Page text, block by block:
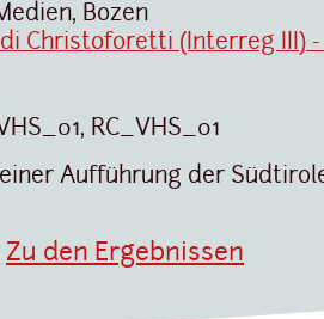
Bozen
Christoforetti (Interreg III)
RC_VHS_01
Aufführung der
Zu den Ergebnissen